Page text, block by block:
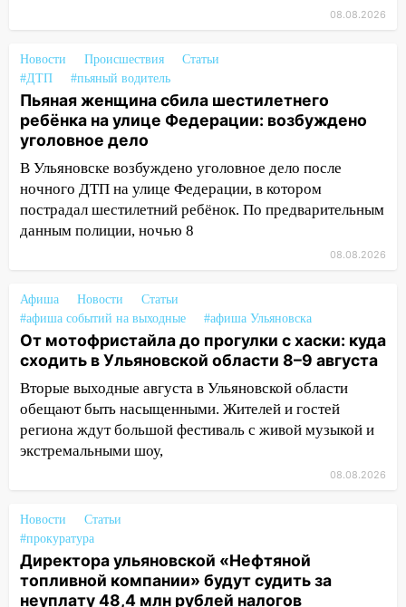
Под Ульяновском при развороте
иномарки
05:00
«Каждая пятая женщина и каждый
второй мужчина в мире сталкиваются с
алопецией»: врач рассказал, чем может
быть вызвано облысение и как с этим
справиться
03:30 Гороскоп на 7 августа: пятница
принесет прилив творческой энергии и
06.08.2026
23:20 Прогноз погоды на 7 августа в
Ульяновской области
20:04
Ульяновцев приглашают на забег,
посвящённый Дню воздушного флота
России
19:12 В Ульяновской области
сотрудник
18:02 В Ульяновск едут звезды
баскетбола!
17:08 Ульяновский областной суд
08.08.2026
Новости Происшествия
Статьи
#ДТП
#пьяный водитель
Пьяная женщина сбила шестилетнего
ребёнка на улице Федерации: возбуждено
уголовное дело
В Ульяновске возбуждено уголовное дело после
ночного ДТП на улице Федерации, в котором
пострадал шестилетний ребёнок. По предварительным
данным полиции, ночью 8
08.08.2026
Афиша Новости
Статьи
#афиша событий на выходные
#афиша Ульяновска
От мотофристайла до прогулки с хаски: куда
сходить в Ульяновской области 8–9 августа
Вторые выходные августа в Ульяновской области
обещают быть насыщенными. Жителей и гостей
региона ждут большой фестиваль с живой музыкой и
экстремальными шоу,
08.08.2026
Новости
Статьи
#прокуратура
Директора ульяновской «Нефтяной
топливной компании» будут судить за
неуплату 48,4 млн рублей налогов